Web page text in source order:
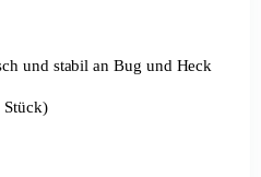
und stabil an Bug und Heck
Stück)